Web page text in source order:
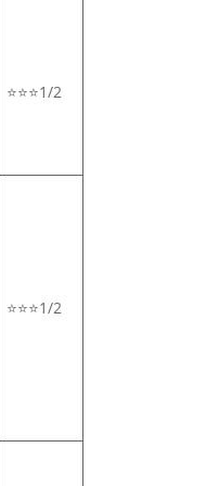
⭐⭐⭐1/2
⭐⭐⭐1/2